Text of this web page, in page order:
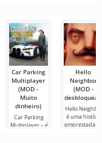
Car Parking
Multiplayer
(MOD -
Muito
dinheiro)
Car Parking
Multiplayer – é
Hello
Neighbor
(MOD -
Hello
é uma história
emprestada